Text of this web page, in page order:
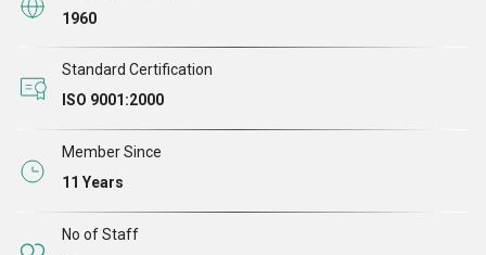
1960
Standard Certification
ISO 9001:2000
Member Since
11 Years
No of Staff